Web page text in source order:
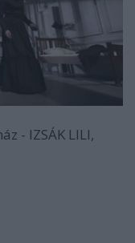
- IZSÁK LILI,